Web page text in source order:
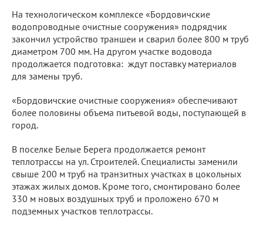
На технологическом комплексе «Бордовичские
водопроводные очистные сооружения» подрядчик
закончил устройство траншеи и сварил более 800 м труб
диаметром 700 мм. На другом участке водовода
продолжается подготовка: ждут поставку материалов
для замены труб.
«Бордовичские очистные сооружения» обеспечивают
более половины объема питьевой воды, поступающей в
город.
В поселке Белые Берега продолжается ремонт
теплотрассы на ул. Строителей. Специалисты заменили
свыше 200 м труб на транзитных участках в цокольных
этажах жилых домов. Кроме того, смонтировано более
330 м новых воздушных труб и проложено 670 м
подземных участков теплотрассы.